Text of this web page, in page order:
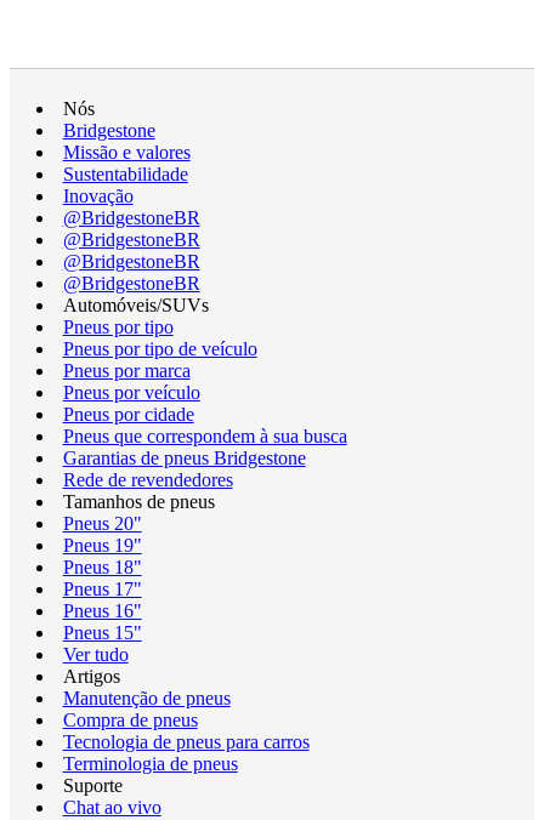
Nós
Bridgestone
Missão e valores
Sustentabilidade
Inovação
@BridgestoneBR
@BridgestoneBR
@BridgestoneBR
@BridgestoneBR
Automóveis/SUVs
Pneus por tipo
Pneus por tipo de veículo
Pneus por marca
Pneus por veículo
Pneus por cidade
Pneus que correspondem à sua busca
Garantias de pneus Bridgestone
Rede de revendedores
Tamanhos de pneus
Pneus 20"
Pneus 19"
Pneus 18"
Pneus 17"
Pneus 16"
Pneus 15"
Ver tudo
Artigos
Manutenção de pneus
Compra de pneus
Tecnologia de pneus para carros
Terminologia de pneus
Suporte
Chat ao vivo